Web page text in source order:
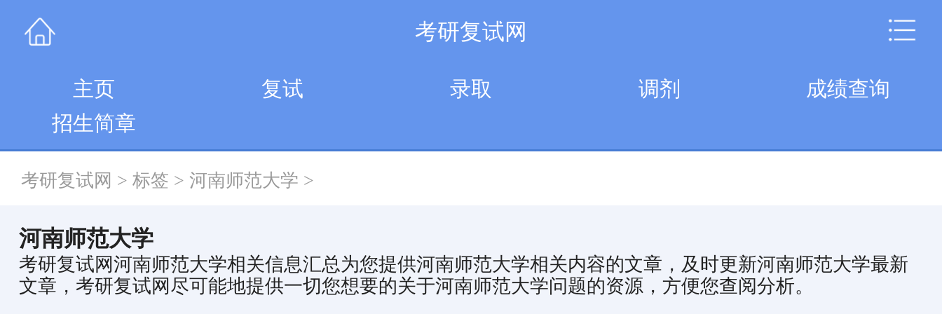
考研复试网
主页 复试 录取 调剂
成绩查询
招生简章
考研复试网 > 标签 > 河南师范大学 >
河南师范大学
考研复试网河南师范大学相关信息汇总为您提供河南师范大学相关内容的文章，及时更新河南师范大学最新
文章，考研复试网尽可能地提供一切您想要的关于河南师范大学问题的资源，方便您查阅分析。